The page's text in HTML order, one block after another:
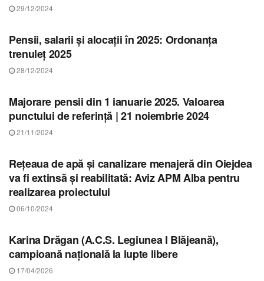
29/12/2024
Pensii, salarii și alocații în 2025: Ordonanța
trenuleț 2025
28/12/2024
Majorare pensii din 1 ianuarie 2025. Valoarea
punctului de referință | 21 noiembrie 2024
21/11/2024
Rețeaua de apă și canalizare menajeră din Oiejdea
va fi extinsă și reabilitată: Aviz APM Alba pentru
realizarea proiectului
06/10/2024
Karina Drăgan (A.C.S. Legiunea I Blăjeană),
campioană națională la lupte libere
17/04/2026